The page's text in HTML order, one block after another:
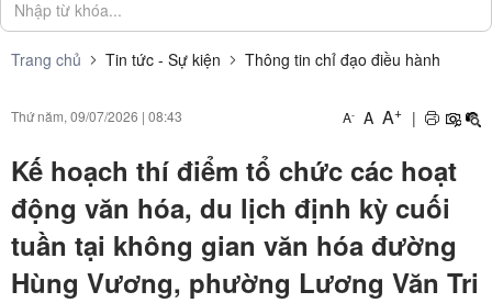
Trang chủ Tin tức - Sự kiện Thông tin chỉ đạo điều hành
Thứ năm, 09/07/2026 | 08:43 A- A A+ |
Kế hoạch thí điểm tổ chức các hoạt
động văn hóa, du lịch định kỳ cuối
tuần tại không gian văn hóa đường
Hùng Vương, phường Lương Văn Tri